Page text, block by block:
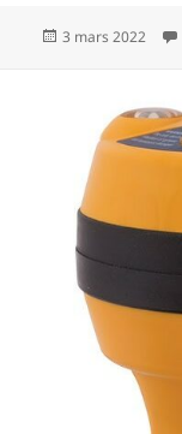
Publié
3 mars 2022